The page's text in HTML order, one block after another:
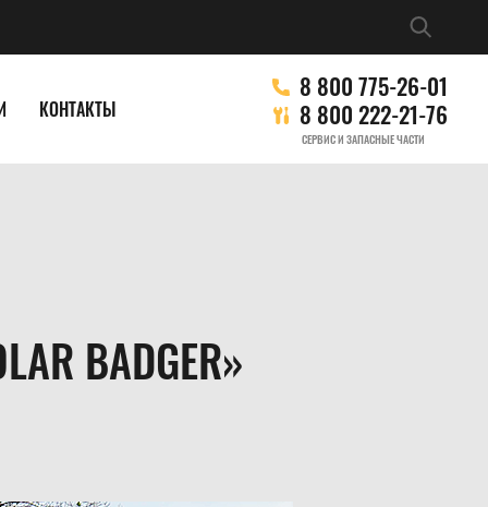
КОНТАКТЫ
8 800 775-26-01
8 800 222-21-76
СЕРВИС И ЗАПАСНЫЕ ЧАСТИ
BADGER»